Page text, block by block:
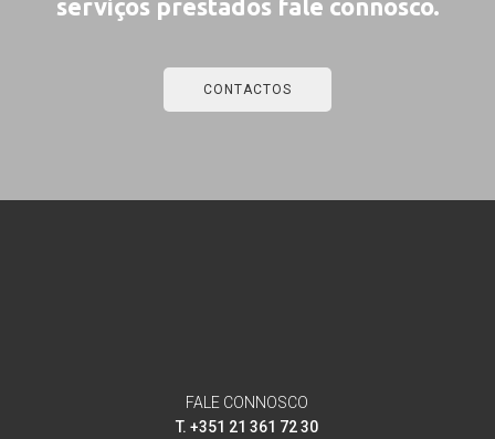
serviços prestados fale connosco.
CONTACTOS
FALE CONNOSCO
T. +351 21 361 72 30